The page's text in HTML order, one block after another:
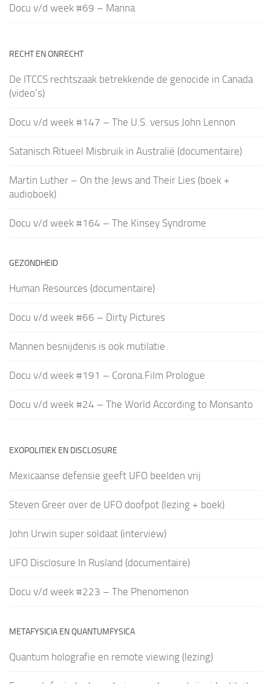
Docu v/d week #69 – Manna
RECHT EN ONRECHT
De ITCCS rechtszaak betrekkende de genocide in Canada
(video’s)
Docu v/d week #147 – The U.S. versus John Lennon
Satanisch Ritueel Misbruik in Australië (documentaire)
Martin Luther – On the Jews and Their Lies (boek +
audioboek)
Docu v/d week #164 – The Kinsey Syndrome
GEZONDHEID
Human Resources (documentaire)
Docu v/d week #66 – Dirty Pictures
Mannen besnijdenis is ook mutilatie
Docu v/d week #191 – Corona.Film Prologue
Docu v/d week #24 – The World According to Monsanto
EXOPOLITIEK EN DISCLOSURE
Mexicaanse defensie geeft UFO beelden vrij
Steven Greer over de UFO doofpot (lezing + boek)
John Urwin super soldaat (interview)
UFO Disclosure In Rusland (documentaire)
Docu v/d week #223 – The Phenomenon
METAFYSICIA EN QUANTUMFYSICA
Quantum holografie en remote viewing (lezing)